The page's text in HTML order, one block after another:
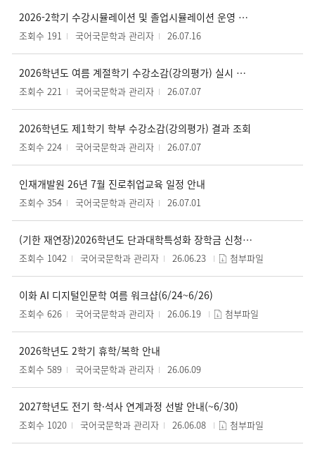
2026-2학기 수강시뮬레이션 및 졸업시뮬레이션 운영 안내
조회수 191 국어국문학과 관리자 26.07.16
2026학년도 여름 계절학기 수강소감(강의평가) 실시 안내
조회수 221 국어국문학과 관리자 26.07.07
2026학년도 제1학기 학부 수강소감(강의평가) 결과 조회
조회수 224 국어국문학과 관리자 26.07.07
인재개발원 26년 7월 진로취업교육 일정 안내
조회수 354 국어국문학과 관리자 26.07.01
(기한 재연장)2026학년도 단과대학특성화 장학금 신청 안내(대학원 진학 연구인턴 제도)(~7/31)
조회수 1042 국어국문학과 관리자 26.06.23 첨부파일
이화 AI 디지털인문학 여름 워크샵(6/24~6/26)
조회수 626 국어국문학과 관리자 26.06.19 첨부파일
2026학년도 2학기 휴학/복학 안내
조회수 589 국어국문학과 관리자 26.06.09
2027학년도 전기 학·석사 연계과정 선발 안내(~6/30)
조회수 1020 국어국문학과 관리자 26.06.08 첨부파일